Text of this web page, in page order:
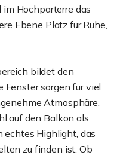
Hochparterre das
Ebene Platz für Ruhe,
bildet den
Fenster sorgen für viel
Atmosphäre.
auf den Balkon als
echtes Highlight, das
zu finden ist. Ob